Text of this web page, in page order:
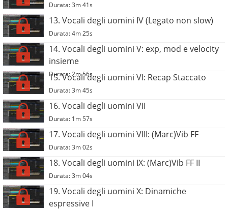
Durata: 3m 41s
13. Vocali degli uomini IV (Legato non slow)
Durata: 4m 25s
14. Vocali degli uomini V: exp, mod e velocity
insieme
Durata: 2m 56s
15. Vocali degli uomini VI: Recap Staccato
Durata: 3m 45s
16. Vocali degli uomini VII
Durata: 1m 57s
17. Vocali degli uomini VIII: (Marc)Vib FF
Durata: 3m 02s
18. Vocali degli uomini IX: (Marc)Vib FF II
Durata: 3m 04s
19. Vocali degli uomini X: Dinamiche
espressive I